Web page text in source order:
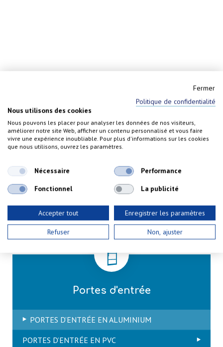
PORTES D'ENTRÉE
Portes d'entrée
PORTES D’ENTRÉE EN ALUMINIUM
PORTES D’ENTRÉE EN PVC
Fermer
Politique de confidentialité
Nous utilisons des cookies
Nous pouvons les placer pour analyser les données de nos visiteurs,
améliorer notre site Web, afficher un contenu personnalisé et vous faire
vivre une expérience inoubliable. Pour plus d'informations sur les cookies
que nous utilisons, ouvrez les paramètres.
Nécessaire
Performance
Fonctionnel
La publicité
Accepter tout Enregistrer les paramètres
Refuser Non, ajuster